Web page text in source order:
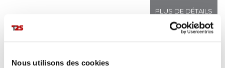
Nous utilisons des cookies
PLUS DE DÉTAILS